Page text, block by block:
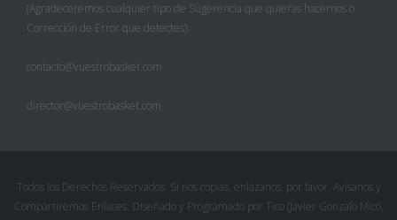
(Agradeceremos cualquier tipo de Sugerencia que quieras hacernos o
Corrección de Error que detectes):
contacto@vuestrobasket.com
director@vuestrobasket.com
Todos los Derechos Reservados. Si nos copias, enlázanos, por favor. Avísanos y
Compartiremos Enlaces. Diseñado y Programado por Tico (Javier Gonzalo Micó,